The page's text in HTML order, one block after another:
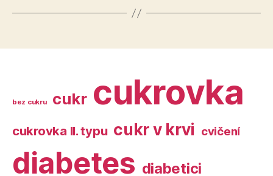
bez cukru cukr cukrovka
cukrovka II. typu cukr v krvi cvičení
diabetes diabetici